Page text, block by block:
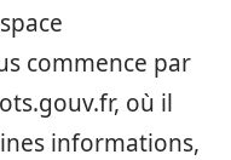
commence par
où il
informations,